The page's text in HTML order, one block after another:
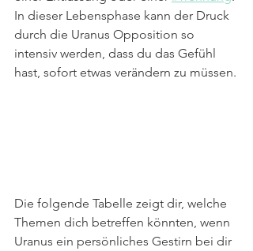
In dieser Lebensphase kann der Druck
durch die Uranus Opposition so
intensiv werden, dass du das Gefühl
hast, sofort etwas verändern zu müssen.
Die folgende Tabelle zeigt dir, welche
Themen dich betreffen könnten, wenn
Uranus ein persönliches Gestirn bei dir